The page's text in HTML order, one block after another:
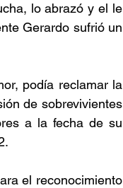
lo abrazó y el le
Gerardo sufrió un
podía reclamar la
de sobrevivientes
a la fecha de su
el reconocimiento